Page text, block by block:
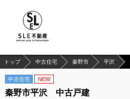
トップ 中古住宅 秦野市 平沢
中古住宅 NEW
秦野市平沢 中古戸建